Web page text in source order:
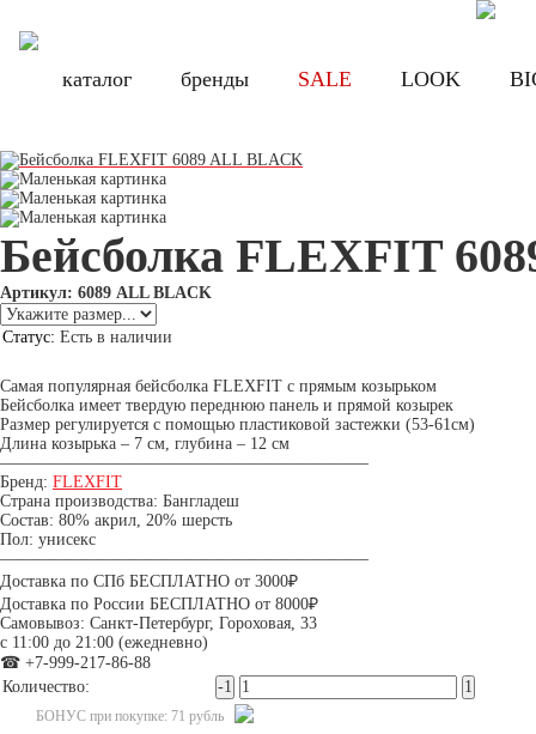
Бесплатная доставка по России
каталог бренды SALE LOOK
Бесплатная доставка по России при заказе от 8000 руб., по Санкт-
каталог бренды SALE LOOK
Бейсболка FLEXFIT
Артикул: 6089 ALL BLACK
Статус: Есть в наличии
Самая популярная бейсболка FLEXFIT с прямым козырьком
Бейсболка имеет твердую переднюю панель и прямой козырек
Размер регулируется с помощью пластиковой застежки (53-61см)
Длина козырька – 7 см, глубина – 12 см
——————————————————————
Бренд: FLEXFIT
Страна производства: Бангладеш
Состав: 80% акрил, 20% шерсть
Пол: унисекс
——————————————————————
Доставка по СПб БЕСПЛАТНО от 3000₽
Доставка по России БЕСПЛАТНО от 8000₽
Самовывоз: Санкт-Петербург, Гороховая, 33
с 11:00 до 21:00 (ежедневно)
☎ +7-999-217-86-88
Количество:
БОНУС при покупке: 71 рубль